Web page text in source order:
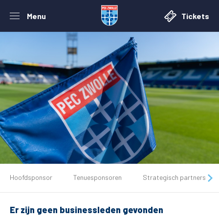
Menu Tickets
Tickets
Matchdays
Hoofdsponsor Tenuesponsoren Strategisch partners
Er zijn geen businessleden gevonden